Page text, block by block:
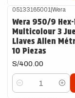
05133165001 |Wera
Wera 950/9
Multicolour 3
Llaves Allen
10 Piezas
S/400.00
Cantidad